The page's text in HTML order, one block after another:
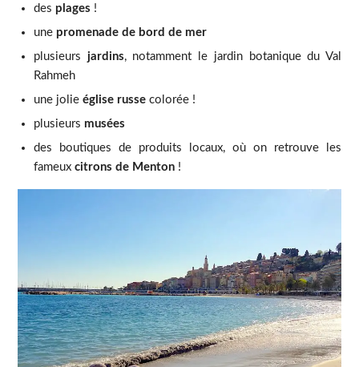
des plages !
une promenade de bord de mer
plusieurs jardins, notamment le jardin botanique du Val
Rahmeh
une jolie église russecolorée !
plusieurs musées
des boutiques de produits locaux, où on retrouve les
fameux citrons de Menton!